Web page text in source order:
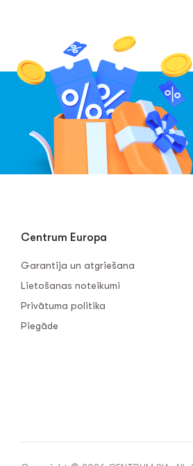
Centrum Europa
Garantija un atgriešana
Lietošanas noteikumi
Privātuma politika
Piegāde